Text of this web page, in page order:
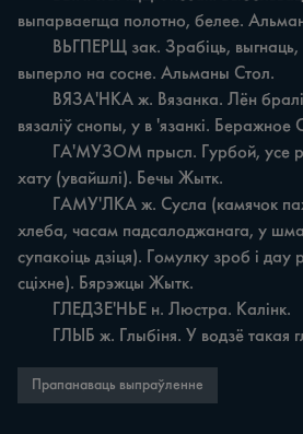
выпарваегща полотно, белее.
выперло на сосне. Альманы Стол.
вязаліў снопы, у в 'язанкі. Беражное
хату (увайшлі). Бечы Жытк.
хлеба, часам падсалоджанага, у
супакоіць дзіця). Гомулку зроб і дау
сціхне). Бярэжцы Жытк.
ГЛЫБ ж. Глыбіня. У водзё такая
Прапанаваць выпраўленне